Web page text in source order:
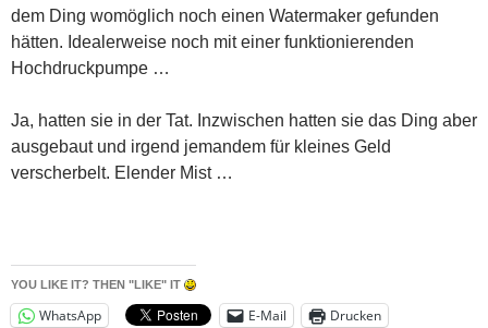
dem Ding womöglich noch einen Watermaker gefunden
hätten. Idealerweise noch mit einer funktionierenden
Hochdruckpumpe …
Ja, hatten sie in der Tat. Inzwischen hatten sie das Ding aber
ausgebaut und irgend jemandem für kleines Geld
verscherbelt. Elender Mist …
YOU LIKE IT? THEN "LIKE" IT
WhatsApp E-Mail Drucken